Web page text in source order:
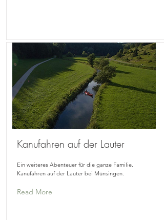
Kanufahren auf der Lauter
Ein weiteres Abenteuer für die ganze Familie.
Kanufahren auf der Lauter bei Münsingen.
Read More